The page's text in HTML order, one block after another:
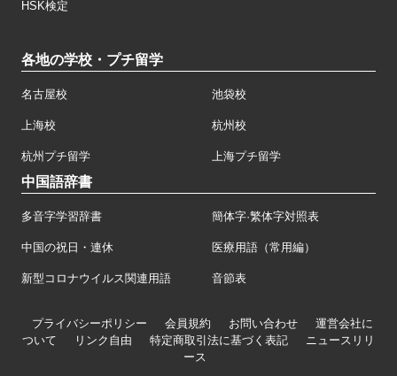
HSK検定
各地の学校・プチ留学
名古屋校 池袋校
上海校 杭州校
杭州プチ留学 上海プチ留学
中国語辞書
多音字学習辞書 簡体字·繁体字対照表
中国の祝日・連休 医療用語（常用編）
新型コロナウイルス関連用語 音節表
プライバシーポリシー 会員規約 お問い合わせ
運営会社に
ついて
リンク自由 特定商取引法に基づく表記
ニュースリリ
ース